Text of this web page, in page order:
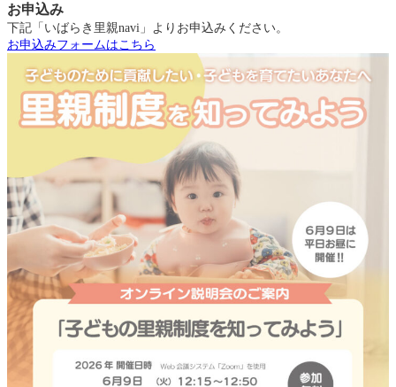
お申込み
下記「いばらき里親navi」よりお申込みください。
お申込みフォームはこちら